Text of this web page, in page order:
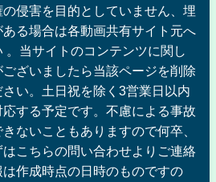
侵害を目的としていません、埋
る場合は各動画共有サイト元へ
。当サイトのコンテンツに関し
ざいましたら当該ページを削除
い。土日祝を除く3営業日以内
する予定です。不慮による事故
ないこともありますので何卒、
こちらの問い合わせよりご連絡
作成時点の日時のものですの